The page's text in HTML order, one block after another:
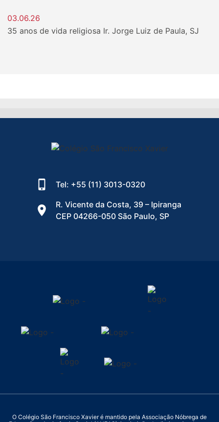
03.06.26
35 anos de vida religiosa Ir. Jorge Luiz de Paula, SJ
Tel: +55 (11) 3013-0320
R. Vicente da Costa, 39 – Ipiranga
CEP 04266-050 São Paulo, SP
O Colégio São Francisco Xavier é mantido pela Associação Nóbrega de